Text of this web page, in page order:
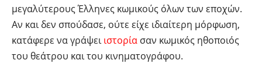
μεγαλύτερους Έλληνες κωμικούς όλων των εποχών.
Αν και δεν σπούδασε, ούτε είχε ιδιαίτερη μόρφωση,
κατάφερε να γράψειιστορία σαν κωμικός ηθοποιός
του θεάτρου και του κινηματογράφου.